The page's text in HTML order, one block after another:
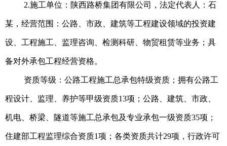
2.施工单位：陕西路桥集团有限公司，法定代表人：石
某，经营范围：公路、市政、建筑等工程建设领域的投资建
设、工程施工、监理咨询、检测科研、物贸租赁等业务；具
备对外承包工程经营资格。
资质等级：公路工程施工总承包特级资质；拥有公路工
程设计、监理、养护等甲级资质13项；公路、建筑、市政、
机电、桥梁、隧道等施工总承包及专业承包一级资质35项；
住建部工程监理综合资质1项；各类资质共计29项，行政许可